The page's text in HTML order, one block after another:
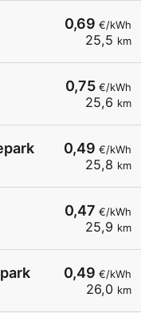
0,69 €/kWh
25,5 km
0,75 €/kWh
25,6 km
0,49 €/kWh
25,8 km
0,47 €/kWh
25,9 km
0,49 €/kWh
26,0 km